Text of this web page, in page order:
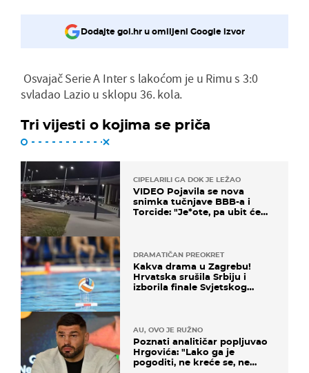
Dodajte gol.hr u omiljeni Google izvor
Osvajač Serie A Inter s lakoćom je u Rimu s 3:0
svladao Lazio u sklopu 36. kola.
Tri vijesti o kojima se priča
CIPELARILI GA DOK JE LEŽAO
VIDEO Pojavila se nova
snimka tučnjave BBB-a i
Torcide: "Je*ote, pa ubit će
DRAMATIČAN PREOKRET
Kakva drama u Zagrebu!
Hrvatska srušila Srbiju i
izborila finale Svjetskog
AU, OVO JE RUŽNO
Poznati analitičar popljuvao
Hrgovića: "Lako ga je
pogoditi, ne kreće se, ne